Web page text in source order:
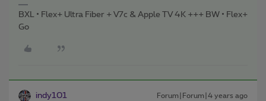
BXL • Flex+ Ultra Fiber + V7c & Apple TV 4K +++ BW • Flex+
Go
indy101 Forum|Forum|4 years ago